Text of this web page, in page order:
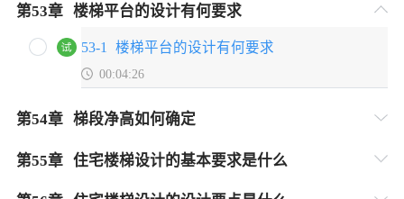
第53章 楼梯平台的设计有何要求
53-1 楼梯平台的设计有何要求
00:04:26
第54章 梯段净高如何确定
第55章 住宅楼梯设计的基本要求是什么